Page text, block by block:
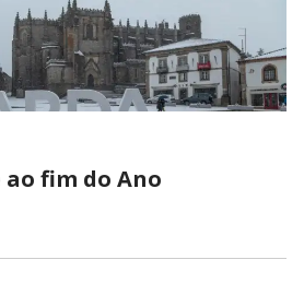
ao fim do Ano